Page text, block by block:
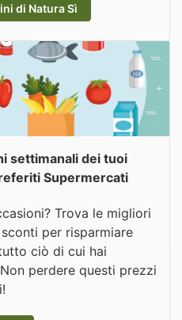
di Natura Sì
settimanali dei tuoi
Supermercati
Trova le migliori
per risparmiare
ciò di cui hai
perdere questi prezzi